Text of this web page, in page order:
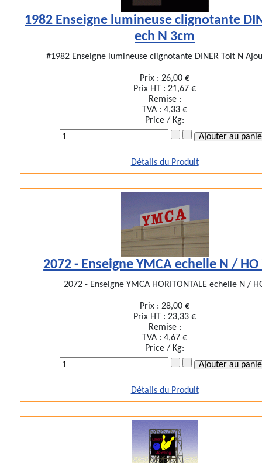
1982 Enseigne lumineuse clignotante
ech N 3cm
#1982 Enseigne lumineuse clignotante DINER Toit N
Prix :26,00 €
Prix HT :21,67 €
Remise :
TVA :4,33 €
Price / Kg:
Détails du Produit
2072 - Enseigne YMCA echelle N / HO
2072 - Enseigne YMCA HORITONTALE echelle N /
Prix :28,00 €
Prix HT :23,33 €
Remise :
TVA :4,67 €
Price / Kg:
Détails du Produit